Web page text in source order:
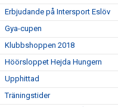
Erbjudande på Intersport Eslöv
Gya-cupen
Klubbshoppen 2018
Höörsloppet Hejda Hungern
Upphittad
Träningstider